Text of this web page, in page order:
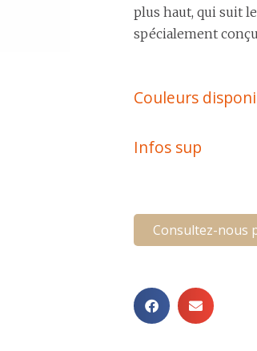
plus haut, qui suit
spécialement
Couleurs
Infos sup
Consultez-nous